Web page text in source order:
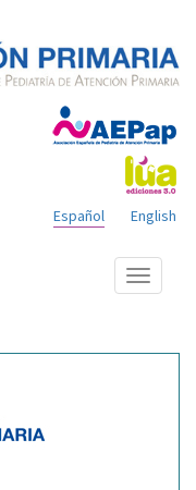
English
Español
Mostrar
menú